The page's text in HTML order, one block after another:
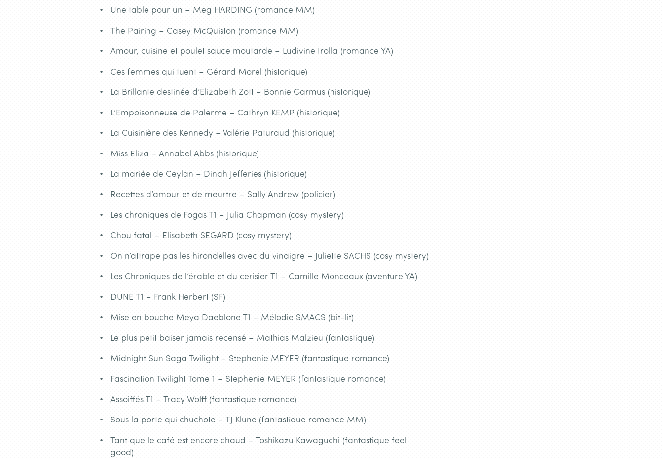
Une table pour un – Meg HARDING (romance MM)
The Pairing – Casey McQuiston (romance MM)
Amour, cuisine et poulet sauce moutarde – Ludivine Irolla (romance YA)
Ces femmes qui tuent – Gérard Morel (historique)
La Brillante destinée d’Elizabeth Zott – Bonnie Garmus (historique)
L’Empoisonneuse de Palerme – Cathryn KEMP (historique)
La Cuisinière des Kennedy – Valérie Paturaud (historique)
Miss Eliza – Annabel Abbs (historique)
La mariée de Ceylan – Dinah Jefferies (historique)
Recettes d’amour et de meurtre – Sally Andrew (policier)
Les chroniques de Fogas T1 – Julia Chapman (cosy mystery)
Chou fatal – Elisabeth SEGARD (cosy mystery)
On n’attrape pas les hirondelles avec du vinaigre – Juliette SACHS (cosy mystery)
Les Chroniques de l’érable et du cerisier T1 – Camille Monceaux (aventure YA)
DUNE T1 – Frank Herbert (SF)
Mise en bouche Meya Daeblone T1 – Mélodie SMACS (bit-lit)
Le plus petit baiser jamais recensé – Mathias Malzieu (fantastique)
Midnight Sun Saga Twilight – Stephenie MEYER (fantastique romance)
Fascination Twilight Tome 1 – Stephenie MEYER (fantastique romance)
Assoiffés T1 – Tracy Wolff (fantastique romance)
Sous la porte qui chuchote – TJ Klune (fantastique romance MM)
Tant que le café est encore chaud – Toshikazu Kawaguchi (fantastique feel
good)